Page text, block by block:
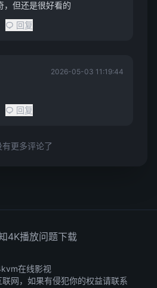
，但还是很好看的
回复
2026-05-03 11:19:44
回复
有更多评论了
4K播放问题下载
在线影视
网，如果有侵犯你的权益请联系